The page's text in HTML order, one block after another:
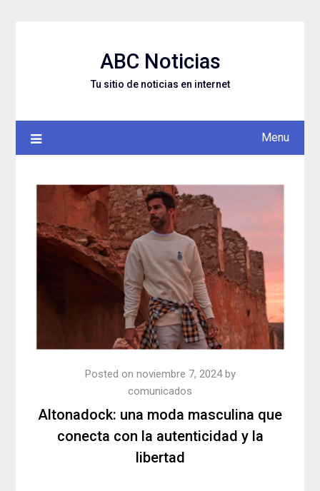
ABC Noticias
Tu sitio de noticias en internet
Menu
Altonadock: una moda masculina que
conecta con la autenticidad y la
libertad
Posted on noviembre 7, 2024by
comunicados